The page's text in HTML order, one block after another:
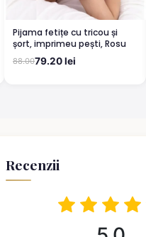
Pijama fetițe cu tricou și
șort, imprimeu pești, Rosu
88.0079.20 lei
Recenzii